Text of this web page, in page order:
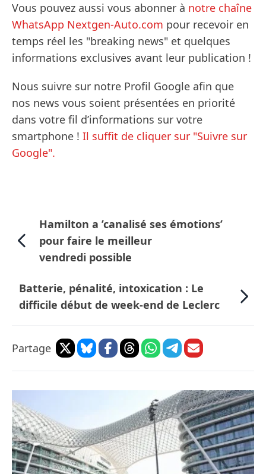
Vous pouvez aussi vous abonner à notre chaîne
WhatsApp Nextgen-Auto.com pour recevoir en
temps réel les "breaking news" et quelques
informations exclusives avant leur publication !
Nous suivre sur notre Profil Google afin que
nos news vous soient présentées en priorité
dans votre fil d’informations sur votre
smartphone ! Il suffit de cliquer sur "Suivre sur
Google".
Hamilton a ’canalisé ses émotions’
pour faire le meilleur
vendredi possible
Batterie, pénalité, intoxication : Le
difficile début de week-end de Leclerc
Partage